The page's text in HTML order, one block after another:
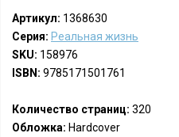
Артикул: 1368630
Серия: Реальная жизнь
SKU: 158976
ISBN: 9785171501761
Количество страниц: 320
Обложка: Hardcover